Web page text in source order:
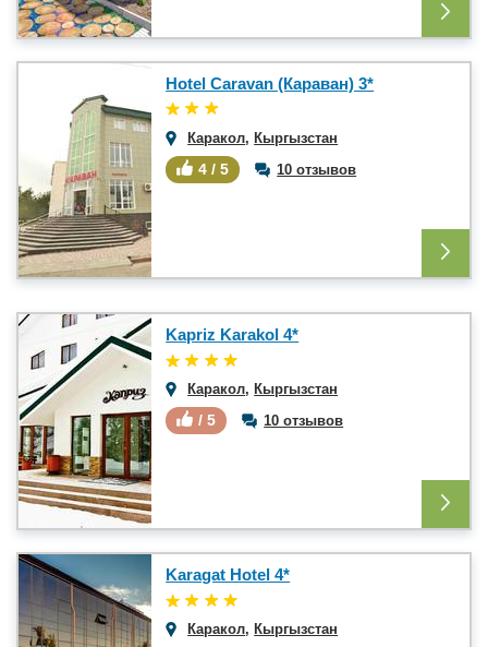
Hotel Caravan (Караван) 3*
Каракол, Кыргызстан
4 / 5 10 отзывов
Kapriz Karakol 4*
Каракол, Кыргызстан
/ 5 10 отзывов
Karagat Hotel 4*
Каракол, Кыргызстан